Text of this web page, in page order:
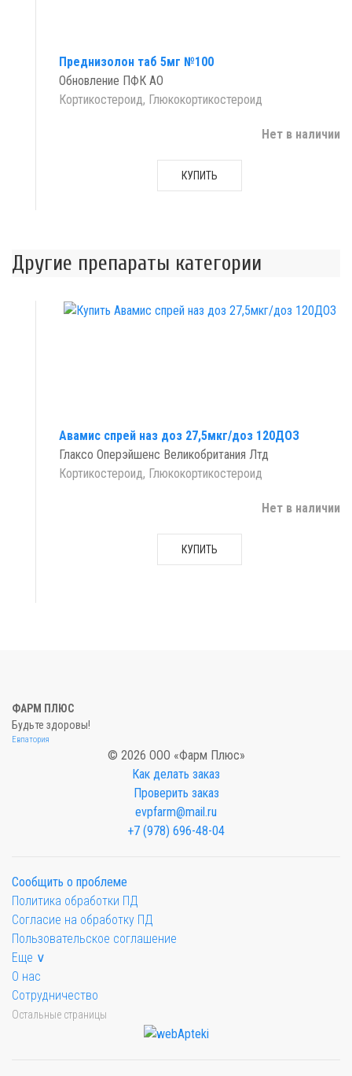
Преднизолон таб 5мг №100
Обновление ПФК АО
Кортикостероид, Глюкокортикостероид
Нет в наличии
КУПИТЬ
Другие препараты категории
Авамис спрей наз доз 27,5мкг/доз 120ДОЗ
Глаксо Оперэйшенс Великобритания Лтд
Кортикостероид, Глюкокортикостероид
Нет в наличии
КУПИТЬ
ФАРМ ПЛЮС
Будьте здоровы!
Евпатория
© 2026 ООО «Фарм Плюс»
Как делать заказ
Проверить заказ
evpfarm@mail.ru
+7 (978) 696-48-04
Сообщить о проблеме
Политика обработки ПД
Согласие на обработку ПД
Пользовательское соглашение
Еще ∨
О нас
Сотрудничество
Остальные страницы